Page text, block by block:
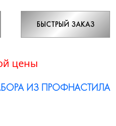
БЫСТРЫЙ ЗАКАЗ
цены
ИЗ ПРОФНАСТИЛА